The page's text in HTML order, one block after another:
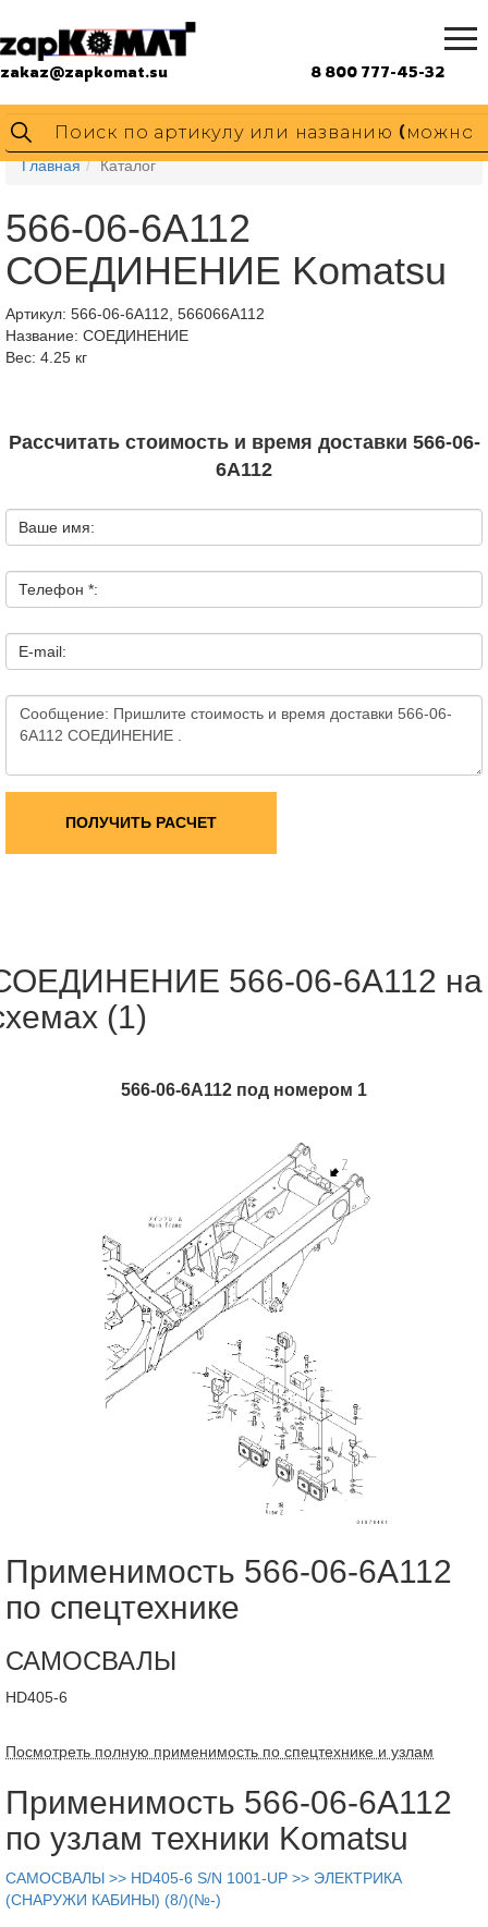
zakaz@zapkomat.su 8 800 777-45-32
Главная Каталог
566-06-6A112
СОЕДИНЕНИЕ Komatsu
Артикул: 566-06-6A112, 566066A112
Название: СОЕДИНЕНИЕ
Вес: 4.25 кг
Рассчитать стоимость и время доставки 566-06-
6A112
Ваше имя:
Телефон *:
E-mail:
ПОЛУЧИТЬ РАСЧЕТ
566-06-6A112 на
(1)
566-06-6A112 под номером 1
Применимость 566-06-6A112
по спецтехнике
САМОСВАЛЫ
HD405-6
Посмотреть полную применимость по спецтехнике и узлам
Применимость 566-06-6A112
по узлам техники Komatsu
САМОСВАЛЫ >> HD405-6 S/N 1001-UP >> ЭЛЕКТРИКА
(СНАРУЖИ КАБИНЫ) (8/)(№-)